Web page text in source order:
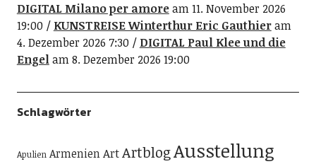
DIGITAL Milano per amoream 11. November 2026
19:00
KUNSTREISE Winterthur Eric Gauthieram
4. Dezember 2026 7:30
DIGITAL Paul Klee und die
Engelam 8. Dezember 2026 19:00
Schlagwörter
Apulien ArmenienArtArtblogAusstellung